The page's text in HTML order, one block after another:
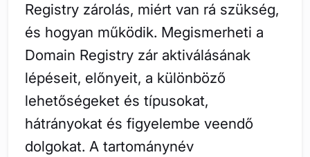
Registry zárolás, miért van rá szükség,
és hogyan működik. Megismerheti a
Domain Registry zár aktiválásának
lépéseit, előnyeit, a különböző
lehetőségeket és típusokat,
hátrányokat és figyelembe veendő
dolgokat. A tartománynév